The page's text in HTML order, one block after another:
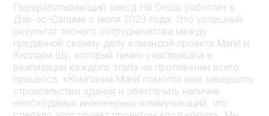
Перерабатывающий завод Hill Group работает в
Дар-эс-Саламе с июля 2023 года. Это успешный
результат тесного сотрудничества между
преданной своему делу командой проекта Marel и
Хиллари Шу, который лично участвовала в
реализации каждого этапа на протяжении всего
процесса. «Компания Marel помогла нам завершить
строительство здания и обеспечить наличие
необходимых инженерных коммуникаций, что